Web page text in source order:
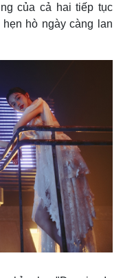
của cả hai tiếp tục
hò ngày càng lan